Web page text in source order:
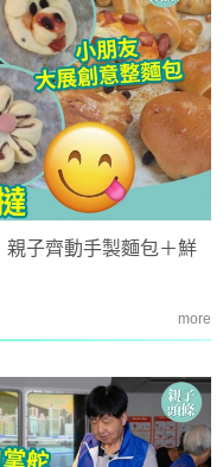
子齊動手製麵包＋鮮
more